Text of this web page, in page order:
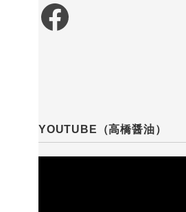
Facebook
YOUTUBE（高橋醤油）